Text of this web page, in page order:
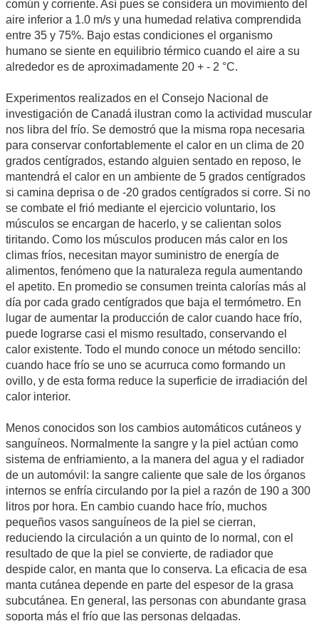
común y corriente. Así pues se considera un movimiento del
aire inferior a 1.0 m/s y una humedad relativa comprendida
entre 35 y 75%. Bajo estas condiciones el organismo
humano se siente en equilibrio térmico cuando el aire a su
alrededor es de aproximadamente 20 + - 2 °C.
Experimentos realizados en el Consejo Nacional de
investigación de Canadá ilustran como la actividad muscular
nos libra del frío. Se demostró que la misma ropa necesaria
para conservar confortablemente el calor en un clima de 20
grados centígrados, estando alguien sentado en reposo, le
mantendrá el calor en un ambiente de 5 grados centígrados
si camina deprisa o de -20 grados centígrados si corre. Si no
se combate el frió mediante el ejercicio voluntario, los
músculos se encargan de hacerlo, y se calientan solos
tiritando. Como los músculos producen más calor en los
climas fríos, necesitan mayor suministro de energía de
alimentos, fenómeno que la naturaleza regula aumentando
el apetito. En promedio se consumen treinta calorías más al
día por cada grado centígrados que baja el termómetro. En
lugar de aumentar la producción de calor cuando hace frío,
puede lograrse casi el mismo resultado, conservando el
calor existente. Todo el mundo conoce un método sencillo:
cuando hace frío se uno se acurruca como formando un
ovillo, y de esta forma reduce la superficie de irradiación del
calor interior.
Menos conocidos son los cambios automáticos cutáneos y
sanguíneos. Normalmente la sangre y la piel actúan como
sistema de enfriamiento, a la manera del agua y el radiador
de un automóvil: la sangre caliente que sale de los órganos
internos se enfría circulando por la piel a razón de 190 a 300
litros por hora. En cambio cuando hace frío, muchos
pequeños vasos sanguíneos de la piel se cierran,
reduciendo la circulación a un quinto de lo normal, con el
resultado de que la piel se convierte, de radiador que
despide calor, en manta que lo conserva. La eficacia de esa
manta cutánea depende en parte del espesor de la grasa
subcutánea. En general, las personas con abundante grasa
soporta más el frío que las personas delgadas.